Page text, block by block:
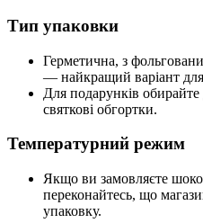
Тип упаковки
Герметична, з
— найкращий варіант
Для подарунків
святкові обгортки.
Температурний режим
Якщо ви замовляєте
переконайтесь, що
упаковку.